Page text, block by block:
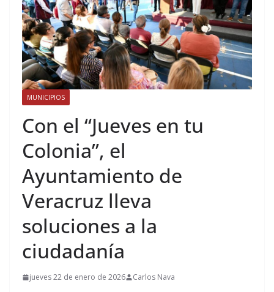
MUNICIPIOS
Con el “Jueves en tu
Colonia”, el
Ayuntamiento de
Veracruz lleva
soluciones a la
ciudadanía
jueves 22 de enero de 2026 Carlos Nava